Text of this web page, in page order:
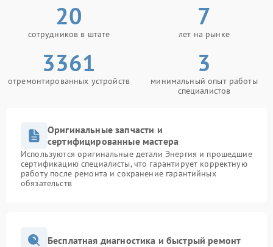
20
сотрудников в штате
7
лет на рынке
3361
отремонтированных устройств
3
минимальный опыт работы
специалистов
Оригинальные запчасти и
сертифицированные мастера
Используются оригинальные детали Энергия и прошедшие
сертификацию специалисты, что гарантирует корректную
работу после ремонта и сохранение гарантийных
обязательств
Бесплатная диагностика и быстрый ремонт